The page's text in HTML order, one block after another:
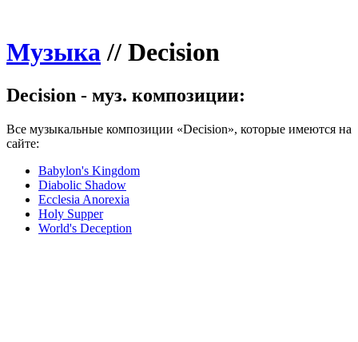
Музыка// Decision
Decision - муз. композиции:
Все музыкальные композиции «Decision», которые имеются на
сайте:
Babylon's Kingdom
Diabolic Shadow
Ecclesia Anorexia
Holy Supper
World's Deception